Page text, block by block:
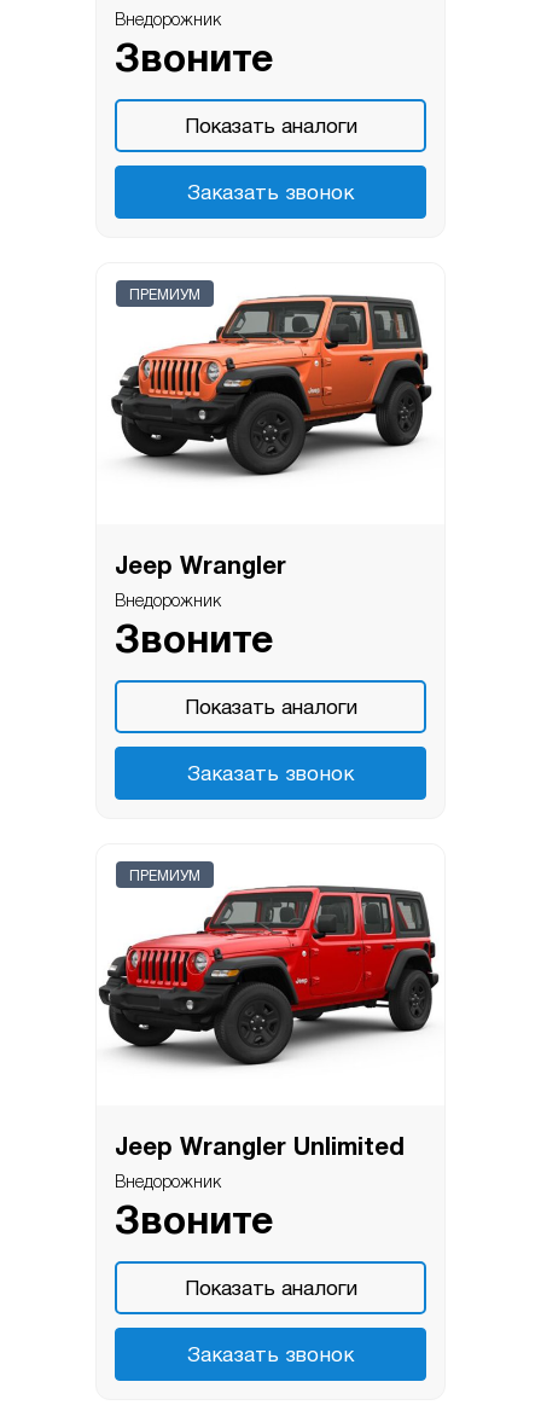
Внедорожник
Звоните
Показать аналоги
Заказать звонок
ПРЕМИУМ
Jeep Wrangler
Внедорожник
Звоните
Показать аналоги
Заказать звонок
ПРЕМИУМ
Jeep Wrangler Unlimited
Внедорожник
Звоните
Показать аналоги
Заказать звонок